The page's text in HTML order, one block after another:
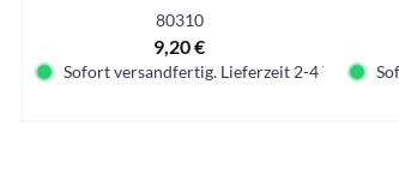
80310
9,20 €
Sofort versandfertig. Lieferzeit 2-4 Tage.